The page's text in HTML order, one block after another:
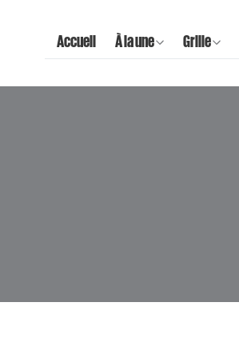
Accueil À la une Grille